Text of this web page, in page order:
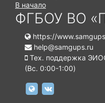
В начало
ФГБОУ ВО
https://
help@samgups.ru
Тех. поддержка
(Вc. 0:00-1:00)
https://